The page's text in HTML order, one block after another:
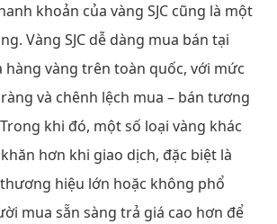
khoản của vàng SJC cũng là một
Vàng SJC dễ dàng mua bán tại
hàng vàng trên toàn quốc, với mức
và chênh lệch mua – bán tương
khi đó, một số loại vàng khác
hơn khi giao dịch, đặc biệt là
hiệu lớn hoặc không phổ
mua sẵn sàng trả giá cao hơn để